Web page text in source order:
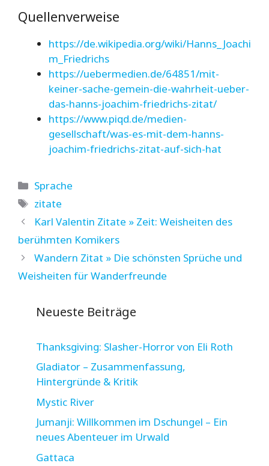
Quellenverweise
https://de.wikipedia.org/wiki/Hanns_Joachi
m_Friedrichs
https://uebermedien.de/64851/mit-
keiner-sache-gemein-die-wahrheit-ueber-
das-hanns-joachim-friedrichs-zitat/
https://www.piqd.de/medien-
gesellschaft/was-es-mit-dem-hanns-
joachim-friedrichs-zitat-auf-sich-hat
Kategorien
Sprache
Schlagwörter
zitate
Karl Valentin Zitate » Zeit: Weisheiten des
berühmten Komikers
Wandern Zitat » Die schönsten Sprüche und
Weisheiten für Wanderfreunde
Neueste Beiträge
Thanksgiving: Slasher-Horror von Eli Roth
Gladiator – Zusammenfassung,
Hintergründe & Kritik
Mystic River
Jumanji: Willkommen im Dschungel – Ein
neues Abenteuer im Urwald
Gattaca